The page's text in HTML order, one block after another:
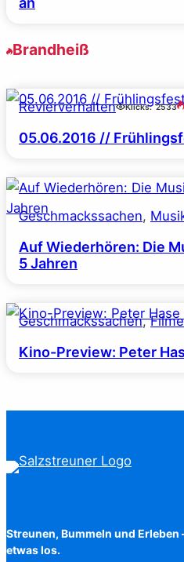
Brandheiß
Revierverhalten Klicks: 2533
05.06.2016 //
Geschmackssachen,
Auf Wiederhören: Die
5 Jahren
Geschmackssachen,
Kino-Preview: Peter
Streunen, Bummeln und
etwas los.